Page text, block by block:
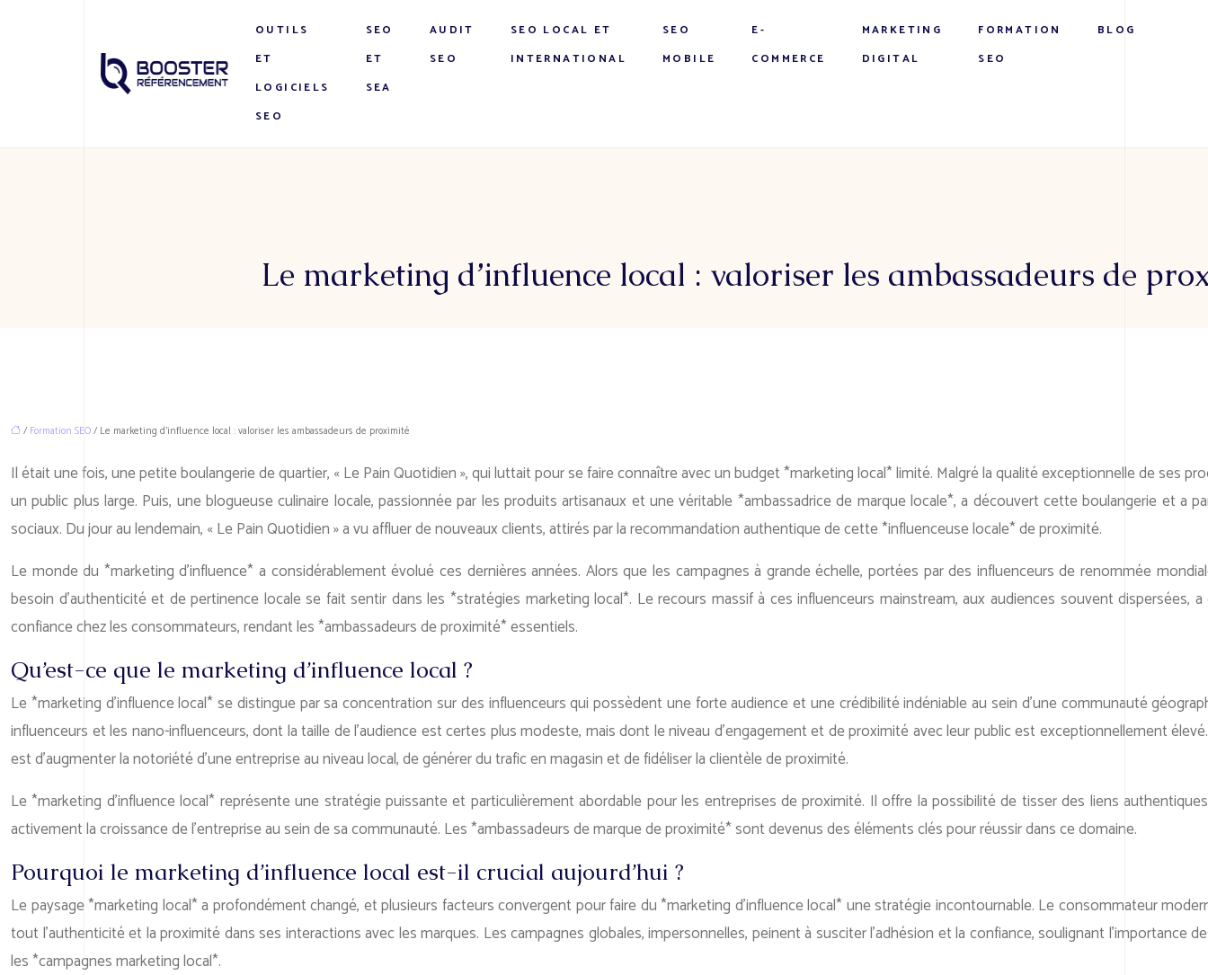
OUTILS
ET
LOGICIELS
SEO
SEO
ET
SEA
AUDIT
SEO
SEO LOCAL ET
INTERNATIONAL
SEO
MOBILE
E-
COMMERCE
MARKETING
DIGITAL
FORMATION
SEO
BLOG
Le marketing d’influence local : valoriser les ambassadeurs de
/ Formation SEO/ Le marketing d’influence local : valoriser les ambassadeurs de proximité
Il était une fois, une petite boulangerie de quartier, « Le Pain Quotidien », qui luttait pour se faire connaître avec un budget *marketing local* limité. Malgré la qualité exceptionnelle de ses
un public plus large. Puis, une blogueuse culinaire locale, passionnée par les produits artisanaux et une véritable *ambassadrice de marque locale*, a découvert cette boulangerie et a
sociaux. Du jour au lendemain, « Le Pain Quotidien » a vu affluer de nouveaux clients, attirés par la recommandation authentique de cette *influenceuse locale* de proximité.
Le monde du *marketing d’influence* a considérablement évolué ces dernières années. Alors que les campagnes à grande échelle, portées par des influenceurs de renommée
besoin d’authenticité et de pertinence locale se fait sentir dans les *stratégies marketing local*. Le recours massif à ces influenceurs mainstream, aux audiences souvent dispersées,
confiance chez les consommateurs, rendant les *ambassadeurs de proximité* essentiels.
Qu’est-ce que le marketing d’influence local ?
Le *marketing d’influence local* se distingue par sa concentration sur des influenceurs qui possèdent une forte audience et une crédibilité indéniable au sein d’une communauté
influenceurs et les nano-influenceurs, dont la taille de l’audience est certes plus modeste, mais dont le niveau d’engagement et de proximité avec leur public est exceptionnellement
est d’augmenter la notoriété d’une entreprise au niveau local, de générer du trafic en magasin et de fidéliser la clientèle de proximité.
Le *marketing d’influence local* représente une stratégie puissante et particulièrement abordable pour les entreprises de proximité. Il offre la possibilité de tisser des liens
activement la croissance de l’entreprise au sein de sa communauté. Les *ambassadeurs de marque de proximité* sont devenus des éléments clés pour réussir dans ce domaine.
Pourquoi le marketing d’influence local est-il crucial aujourd’hui ?
Le paysage *marketing local* a profondément changé, et plusieurs facteurs convergent pour faire du *marketing d’influence local* une stratégie incontournable. Le consommateur
tout l’authenticité et la proximité dans ses interactions avec les marques. Les campagnes globales, impersonnelles, peinent à susciter l’adhésion et la confiance, soulignant l’importance
les *campagnes marketing local*.